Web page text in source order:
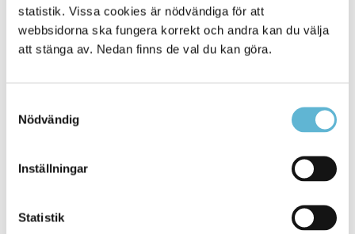
statistik. Vissa cookies är nödvändiga för att
webbsidorna ska fungera korrekt och andra kan du välja
att stänga av. Nedan finns de val du kan göra.
Nödvändig
Inställningar
Statistik
113 13 - Sveriges nationella informationsnummer. Dit kan
du ringa om du vill få information vid allvarliga olyckor
och kriser i samhället
Kontakt
0456-82 20 67